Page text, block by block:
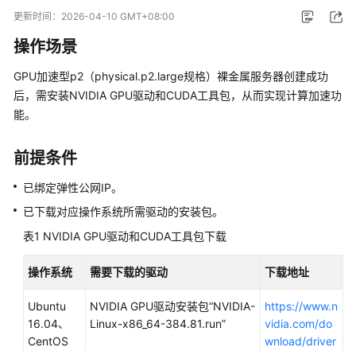
产
品
介
绍
费
说
明
快
速
门
用
户
指
更新时间： 2026-04-10 GMT+08:00
操作场景
GPU加速型p2（physical.p2.large规格）裸金属服务器创建成功
后，需安装NVIDIA GPU驱动和CUDA工具包，从而实现计算加速功
能。
前提条件
已绑定弹性公网IP。
已下载对应操作系统所需驱动的安装包。
表1 NVIDIA GPU驱动和CUDA工具包下载
操作系统 需要下载的驱动 下载地址
Ubuntu
16.04、
CentOS
NVIDIA GPU驱动安装包“NVIDIA-
Linux-x86_64-384.81.run”
https://www.n
vidia.com/do
wnload/driver